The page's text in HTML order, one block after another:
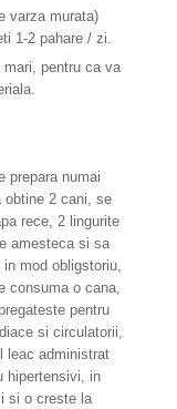
varza murata)
1-2 pahare / zi.
mari, pentru ca va
prepara numai
obtine 2 cani, se
rece, 2 lingurite
amesteca si sa
mod obligstoriu,
consuma o cana,
pentru
si circulatorii,
leac administrat
hipertensivi, in
si o creste la